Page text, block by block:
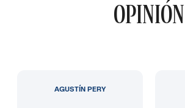
OPINIÓN
AGUSTÍN PERY